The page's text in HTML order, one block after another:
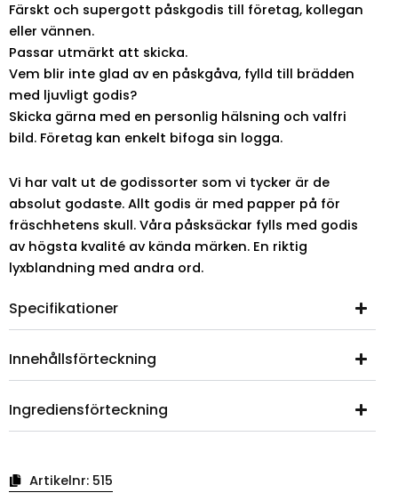
Färskt och supergott påskgodis till företag, kollegan
eller vännen.
Passar utmärkt att skicka.
Vem blir inte glad av en påskgåva, fylld till brädden
med ljuvligt godis?
Skicka gärna med en personlig hälsning och valfri
bild. Företag kan enkelt bifoga sin logga.
Vi har valt ut de godissorter som vi tycker är de
absolut godaste. Allt godis är med papper på för
fräschhetens skull. Våra påsksäckar fylls med godis
av högsta kvalité av kända märken. En riktig
lyxblandning med andra ord.
Specifikationer
Innehållsförteckning
Ingrediensförteckning
Artikelnr: 515